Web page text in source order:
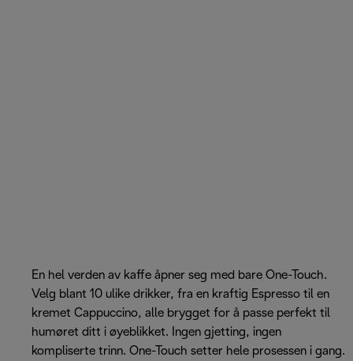
En hel verden av kaffe åpner seg med bare One-Touch.
Velg blant 10 ulike drikker, fra en kraftig Espresso til en
kremet Cappuccino, alle brygget for å passe perfekt til
humøret ditt i øyeblikket. Ingen gjetting, ingen
kompliserte trinn. One-Touch setter hele prosessen i gang.